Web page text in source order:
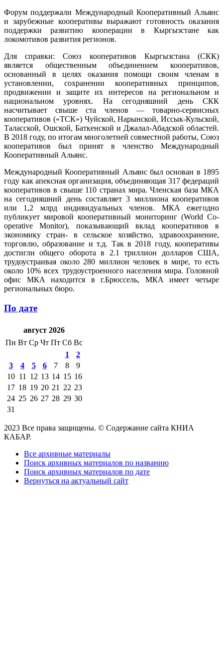
Форум поддержали Международный Кооперативный Альянс
и зарубежные кооперативы выражают готовность оказания
поддержки развитию кооперации в Кыргызстане как
локомотивов развития регионов.
Для справки: Союз кооперативов Кыргызстана (СКК)
является общественным объединением кооперативов,
основанный в целях оказания помощи своим членам в
установлении, сохранении кооперативных принципов,
продвижении и защите их интересов на региональном и
национальном уровнях. На сегодняшний день СКК
насчитывает свыше ста членов — товарно-сервисных
кооперативов («ТСК») Чуйской, Нарынской, Иссык-Кульской,
Таласской, Ошской, Баткенской и Джалал-Абадской областей.
В 2018 году, по итогам многолетней совместной работы, Союз
кооперативов был принят в членство Международный
Кооперативный Альянс.
Международный Кооперативный Альянс был основан в 1895
году как апексная организация, объединяющая 317 федераций
кооперативов в свыше 110 странах мира. Членская база МКА
на сегодняшний день составляет 3 миллиона кооперативов
или 1,2 млрд индивидуальных членов. МКА ежегодно
публикует мировой кооперативный мониторинг (World Co-
operative Monitor), показывающий вклад кооперативов в
экономику стран- в сельское хозяйство, здравоохранение,
торговлю, образование и т.д. Так в 2018 году, кооперативы
достигли общего оборота в 2.1 триллион долларов США,
трудоустраивая около 280 миллион человек в мире, то есть
около 10% всех трудоустроенного населения мира. Головной
офис МКА находится в г.Брюссель, МКА имеет четыре
региональных бюро.
По дате
август 2026
Пн Вт Ср Чт Пт Сб Вс
1
2
3
4 5 6 7 8
9
10 11 12 13 14 15 16
17 18 19 20 21 22 23
24 25 26 27 28 29 30
31
2023 Все права защищены. © Содержание сайта КНИА
КАБАР.
Все архивные материалы
Поиск архивных материалов по названию
Поиск архивных материалов по дате
Вернуться на актуальный сайт